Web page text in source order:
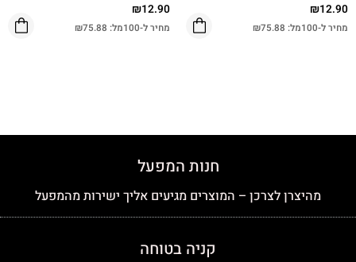
₪12.90
מחיר ל-100מל: ₪75.88
₪12.90
מחיר ל-100מל: ₪75.88
חנות המפעל
מהיצרן לצרכן – המוצרים מגיעים אליך ישירות מהמפעל
קניה בטוחה